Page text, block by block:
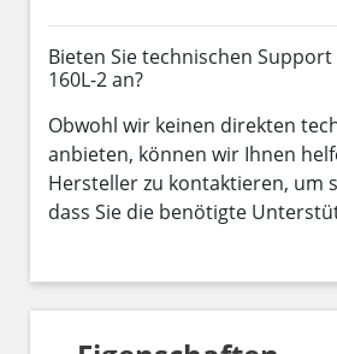
Bieten Sie technischen
160L-2 an?
Obwohl wir keinen direkten
anbieten, können wir Ihnen
Hersteller zu kontaktieren, um
dass Sie die benötigte